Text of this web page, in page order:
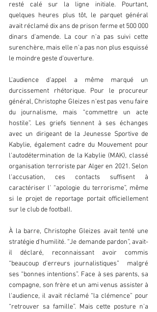
resté calé sur la ligne initiale. Pourtant,
quelques heures plus tôt, le parquet général
avait réclamé dix ans de prison ferme et 500 000
dinars d'amende. La cour n'a pas suivi cette
surenchère, mais elle n'a pas non plus esquissé
le moindre geste d'ouverture.
L'audience d'appel a même marqué un
durcissement rhétorique. Pour le procureur
général, Christophe Gleizes n'est pas venu faire
du journalisme, mais “commettre un acte
hostile”. Les griefs tiennent à ses échanges
avec un dirigeant de la Jeunesse Sportive de
Kabylie, également cadre du Mouvement pour
l'autodétermination de la Kabylie (MAK), classé
organisation terroriste par Alger en 2021. Selon
l'accusation, ces contacts suffisent à
caractériser l' “apologie du terrorisme”, même
si le projet de reportage portait officiellement
sur le club de football.
À la barre, Christophe Gleizes avait tenté une
stratégie d'humilité. “Je demande pardon”, avait-
il déclaré, reconnaissant avoir commis
“beaucoup d'erreurs journalistiques”  malgré
ses “bonnes intentions”. Face à ses parents, sa
compagne, son frère et un ami venus assister à
l'audience, il avait réclamé “la clémence” pour
“retrouver sa famille”. Mais cette posture n'a